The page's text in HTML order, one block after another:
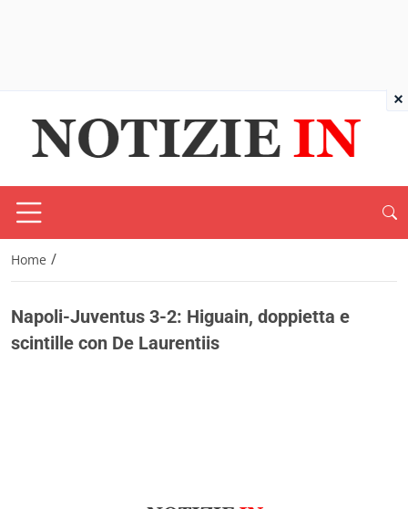
Home /
Napoli-Juventus 3-2: Higuain, doppietta e
scintille con De Laurentiis
×